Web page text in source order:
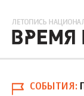
СОБЫТИЯ